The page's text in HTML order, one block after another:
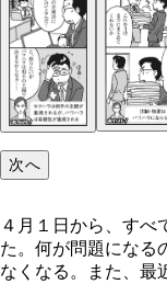
次へ
４月１日から、すべ
た。何が問題になる
なくなる。また、最